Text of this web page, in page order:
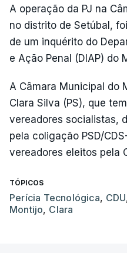
A operação da PJ na
no distrito de Setúbal,
de um inquérito do
e Ação Penal (DIAP) do
A Câmara Municipal do
Clara Silva (PS), que
vereadores socialistas,
pela coligação PSD/
vereadores eleitos pela
TÓPICOS
Perícia Tecnológica, CDU
Montijo, Clara